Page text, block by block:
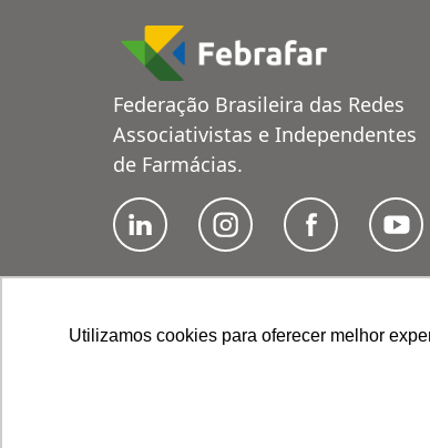
Utilizamos cookies para oferecer melhor
Federação Brasileira das Redes
Associativistas e Independentes
de Farmácias.